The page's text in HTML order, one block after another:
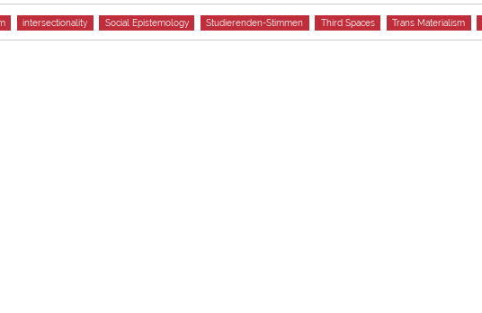
intersectionality Social Epistemology Studierenden-Stimmen Third Spaces Trans Materialism